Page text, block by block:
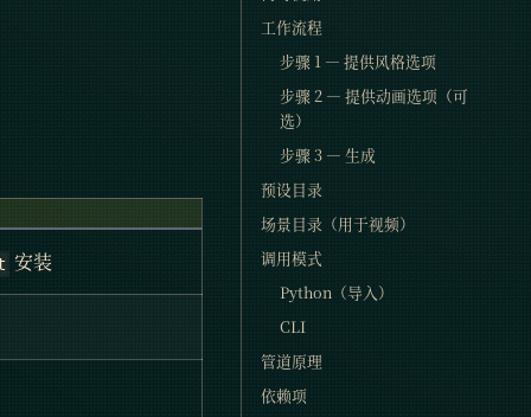
安装
工作流程
步骤 1 — 提供风格选项
步骤 2 — 提供动画选项（可
选）
步骤 3 — 生成
预设目录
场景目录（用于视频）
调用模式
Python（导入）
CLI
管道原理
依赖项